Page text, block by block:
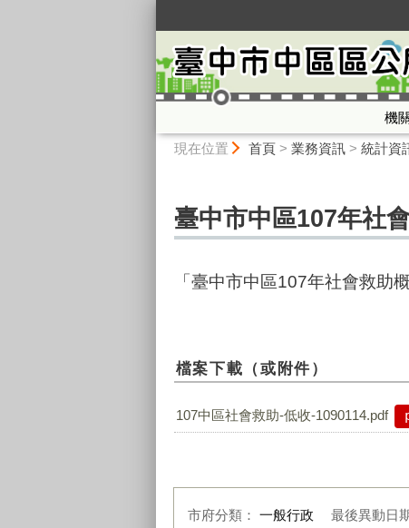
機
現在位置 首頁> 業務資訊> 統計資
臺中市中區107年社
「臺中市中區107年社會救助
檔案下載（或附件）
107中區社會救助-低收-1090114.pdf
市府分類： 一般行政 最後異動日